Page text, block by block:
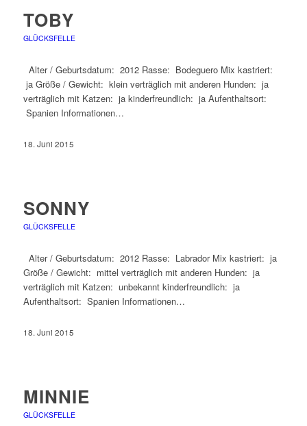
TOBY
GLÜCKSFELLE
Alter / Geburtsdatum: 2012 Rasse: Bodeguero Mix kastriert:
ja Größe / Gewicht: klein verträglich mit anderen Hunden: ja
verträglich mit Katzen: ja kinderfreundlich: ja Aufenthaltsort:
Spanien Informationen…
18. Juni 2015
SONNY
GLÜCKSFELLE
Alter / Geburtsdatum: 2012 Rasse: Labrador Mix kastriert: ja
Größe / Gewicht: mittel verträglich mit anderen Hunden: ja
verträglich mit Katzen: unbekannt kinderfreundlich: ja
Aufenthaltsort: Spanien Informationen…
18. Juni 2015
MINNIE
GLÜCKSFELLE